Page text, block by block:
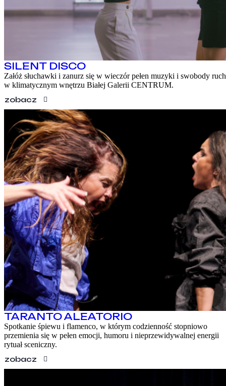
SILENT DISCO
Załóż słuchawki i zanurz się w wieczór pełen muzyki i swobody
w klimatycznym wnętrzu Białej Galerii CENTRUM.
zobacz
TARANTO ALEATORIO
Spotkanie śpiewu i flamenco, w którym codzienność stopniowo
przemienia się w pełen emocji, humoru i nieprzewidywalnej energii
rytuał sceniczny.
zobacz